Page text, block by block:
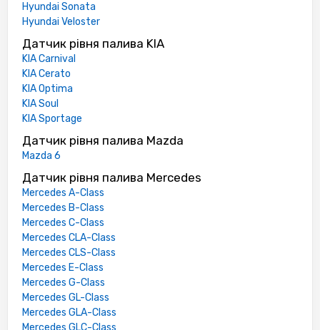
Hyundai Sonata
Hyundai Veloster
Датчик рівня палива KIA
KIA Carnival
KIA Cerato
KIA Optima
KIA Soul
KIA Sportage
Датчик рівня палива Mazda
Mazda 6
Датчик рівня палива Mercedes
Mercedes A-Class
Mercedes B-Class
Mercedes C-Class
Mercedes CLA-Class
Mercedes CLS-Class
Mercedes E-Class
Mercedes G-Class
Mercedes GL-Class
Mercedes GLA-Class